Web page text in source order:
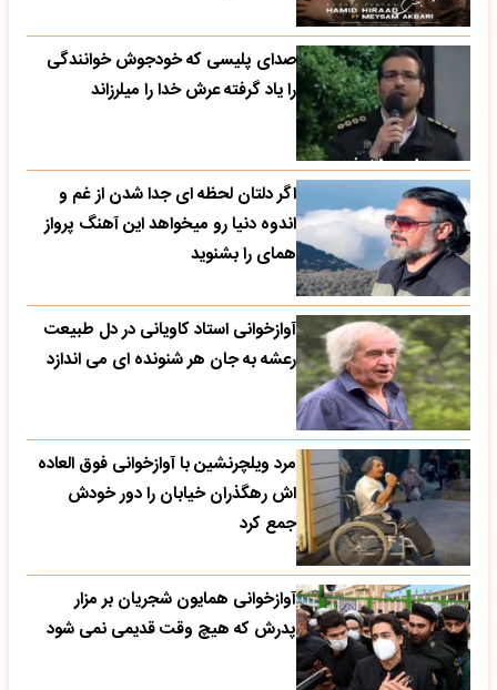
صدای پلیسی که خودجوش خوانندگی
را یاد گرفته عرش خدا را میلرزاند
اگر دلتان لحظه ای جدا شدن از غم و
اندوه دنیا رو میخواهد این آهنگ پرواز
همای را بشنوید
آوازخوانی استاد کاویانی در دل طبیعت
رعشه به جان هر شنونده ای می اندازد
مرد ویلچرنشین با آوازخوانی فوق العاده
اش رهگذران خیابان را دور خودش
جمع کرد
آوازخوانی همایون شجریان بر مزار
پدرش که هیچ وقت قدیمی نمی شود